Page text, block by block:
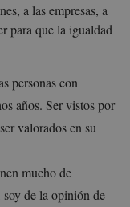
a las empresas, a
para que la igualdad
personas con
años. Ser vistos por
valorados en su
mucho de
de la opinión de